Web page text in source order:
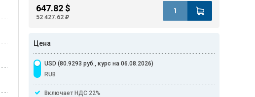
647.82 $
52 427.62 ₽
Цена
USD (80.9293 руб., курс на 06.08.2026)
RUB
Включает НДС 22%